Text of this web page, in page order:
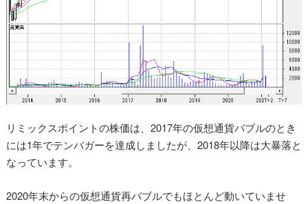
リミックスポイントの株価は、2017年の仮想通貨バブルのとき
には1年でテンバガーを達成しましたが、2018年以降は大暴落と
なっています。
2020年末からの仮想通貨再バブルでもほとんど動いていませ